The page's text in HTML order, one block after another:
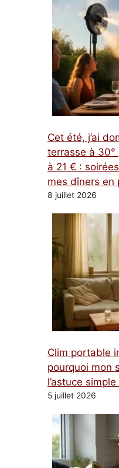
Cet été, j’ai
terrasse à
à 21 € :
mes dîners en
8 juillet 2026
Clim portable
pourquoi mon
l’astuce
5 juillet 2026